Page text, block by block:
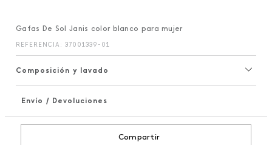
Gafas De Sol Janis color blanco para mujer
REFERENCIA : 37001339-01
Composición y lavado
Envío / Devoluciones
Compartir